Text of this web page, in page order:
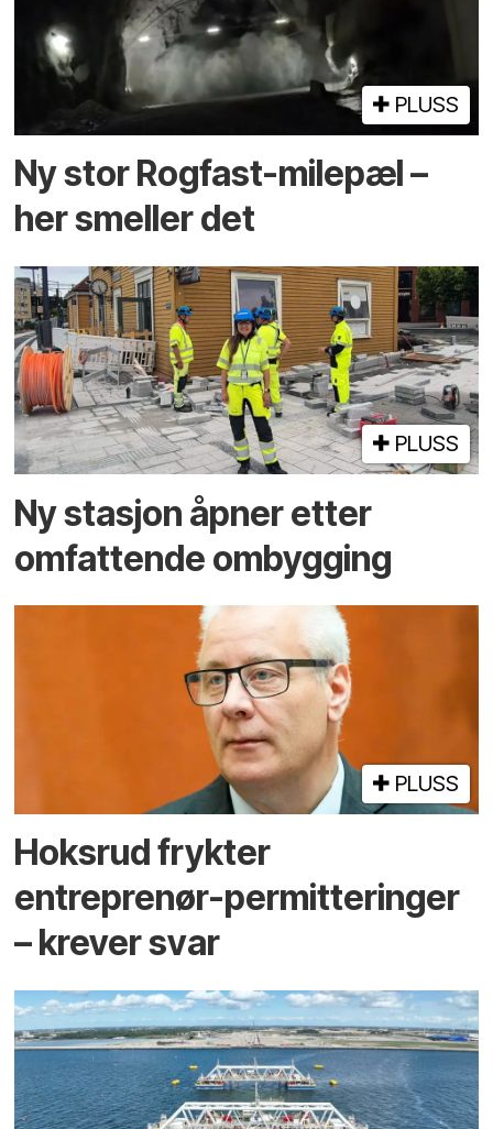
PLUSS
Ny stor Rogfast-milepæl –
her smeller det
PLUSS
Ny stasjon åpner etter
omfattende ombygging
PLUSS
Hoksrud frykter
entreprenør-permitteringer
– krever svar